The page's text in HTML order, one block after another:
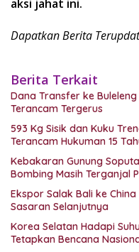
aksi jahat ini.
Dapatkan Berita
Berita Terkait
Dana Transfer ke Buleleng
Terancam Tergerus
593 Kg Sisik dan Kuku
Terancam Hukuman 15
Kebakaran Gunung
Bombing Masih Terganjal
Ekspor Salak Bali ke
Sasaran Selanjutnya
Korea Selatan Hadapi
Tetapkan Bencana